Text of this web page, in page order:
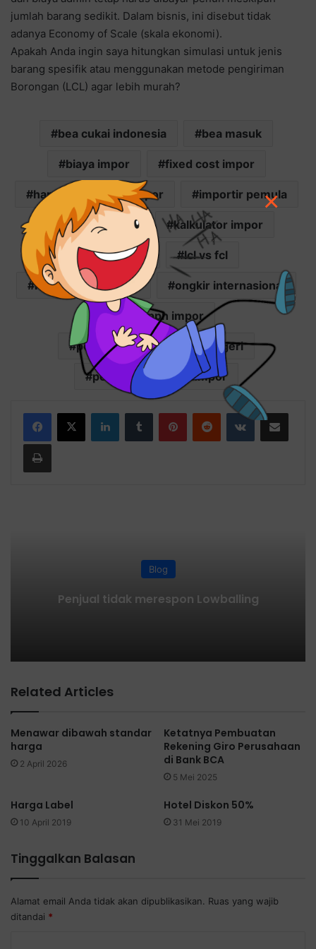
jumlah barang sedikit. Dalam bisnis, ini disebut tidak
adanya Economy of Scale (skala ekonomi).
Apakah Anda ingin saya hitungkan simulasi untuk jenis
barang spesifik atau menggunakan metode pengiriman
Borongan (LCL) agar lebih murah?
bea cukai indonesia bea masuk
biaya impor fixed cost impor
harga jual barang impor importir pemula
jasa forwarder kalkulator impor
kurs pajak lcl vs fcl
modal usaha impor ongkir internasional
pajak pph impor
pengiriman barang luar negeri
perhitungan pajak impor
VKontakte
Blog
Penjual tidak merespon Lowballing
Related Articles
Menawar dibawah standar
harga
2 April 2026
Ketatnya Pembuatan
Rekening Giro Perusahaan
di Bank BCA
5 Mei 2025
Harga Label
10 April 2019
Hotel Diskon 50%
31 Mei 2019
Tinggalkan Balasan
Alamat email Anda tidak akan dipublikasikan. Ruas yang wajib
ditandai *
×